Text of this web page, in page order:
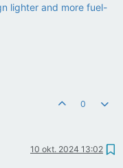
lighter and more fuel-
0
10 okt. 2024 13:02